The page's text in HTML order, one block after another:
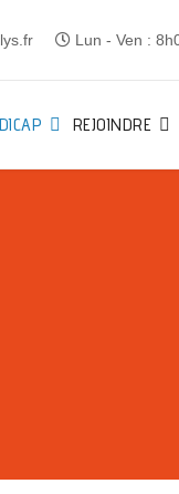
Lun - Ven :
REJOINDRE